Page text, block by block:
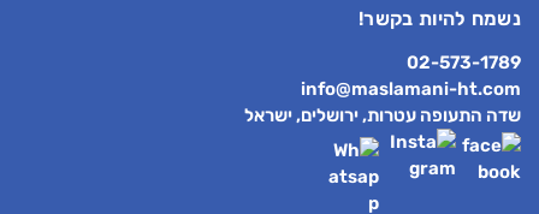
נשמח להיות בקשר!
02-573-1789
info@maslamani-ht.com
שדה התעופה עטרות, ירושלים, ישראל